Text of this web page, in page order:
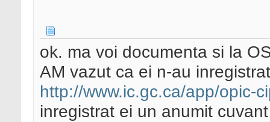
ok. ma voi documenta si la
AM vazut ca ei n-au
http://www.ic.gc.ca/app/opic-
inregistrat ei un anumit